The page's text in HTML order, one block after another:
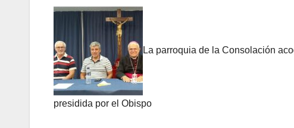
La parroquia de la Consolación
presidida por el Obispo